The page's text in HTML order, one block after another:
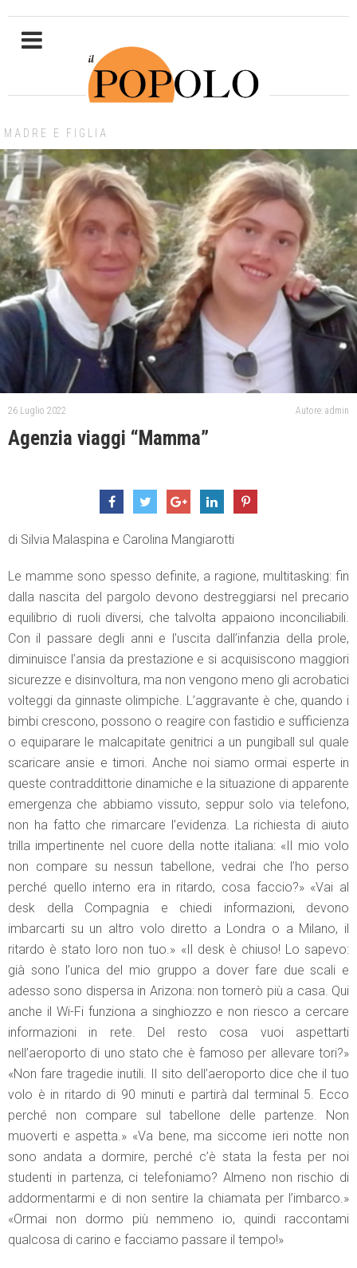
MADRE E FIGLIA
26 Luglio 2022 Autore: admin
Agenzia viaggi “Mamma”
di Silvia Malaspina e Carolina Mangiarotti
Le mamme sono spesso definite, a ragione, multitasking: fin
dalla nascita del pargolo devono destreggiarsi nel precario
equilibrio di ruoli diversi, che talvolta appaiono inconciliabili.
Con il passare degli anni e l’uscita dall’infanzia della prole,
diminuisce l’ansia da prestazione e si acquisiscono maggiori
sicurezze e disinvoltura, ma non vengono meno gli acrobatici
volteggi da ginnaste olimpiche. L’aggravante è che, quando i
bimbi crescono, possono o reagire con fastidio e sufficienza
o equiparare le malcapitate genitrici a un pungiball sul quale
scaricare ansie e timori. Anche noi siamo ormai esperte in
queste contraddittorie dinamiche e la situazione di apparente
emergenza che abbiamo vissuto, seppur solo via telefono,
non ha fatto che rimarcare l’evidenza. La richiesta di aiuto
trilla impertinente nel cuore della notte italiana: «Il mio volo
non compare su nessun tabellone, vedrai che l’ho perso
perché quello interno era in ritardo, cosa faccio?» «Vai al
desk della Compagnia e chiedi informazioni, devono
imbarcarti su un altro volo diretto a Londra o a Milano, il
ritardo è stato loro non tuo.» «Il desk è chiuso! Lo sapevo:
già sono l’unica del mio gruppo a dover fare due scali e
adesso sono dispersa in Arizona: non tornerò più a casa. Qui
anche il Wi-Fi funziona a singhiozzo e non riesco a cercare
informazioni in rete. Del resto cosa vuoi aspettarti
nell’aeroporto di uno stato che è famoso per allevare tori?»
«Non fare tragedie inutili. Il sito dell’aeroporto dice che il tuo
volo è in ritardo di 90 minuti e partirà dal terminal 5. Ecco
perché non compare sul tabellone delle partenze. Non
muoverti e aspetta.» «Va bene, ma siccome ieri notte non
sono andata a dormire, perché c’è stata la festa per noi
studenti in partenza, ci telefoniamo? Almeno non rischio di
addormentarmi e di non sentire la chiamata per l’imbarco.»
«Ormai non dormo più nemmeno io, quindi raccontami
qualcosa di carino e facciamo passare il tempo!»